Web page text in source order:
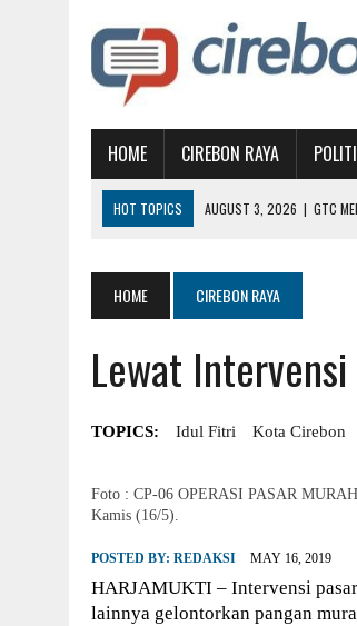
HOME CIREBON RAYA
HOT TOPICS AUGUST 3, 2026 | GTC
JULY 31, 2026 | KETIKA KEMARAU MENJADI
AUGUST 5, 2026
INGATKAN PEMKAB,
HOME CIREBON RAYA
Lewat Intervensi
TOPICS: Idul Fitri Kota Cirebon
Foto : CP-06 OPERASI PASAR
Kamis (16/5).
POSTED BY: REDAKSI MAY 16, 2019
HARJAMUKTI – Intervensi
lainnya gelontorkan pangan